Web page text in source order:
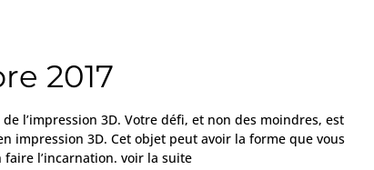
2017
l’impression 3D. Votre défi, et non des moindres, est
impression 3D. Cet objet peut avoir la forme que vous
faire l’incarnation. voir la suite